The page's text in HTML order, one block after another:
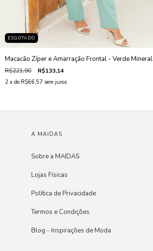
ESGOTADO
Macacão Zíper e Amarração Frontal - Verde Mineral
R$221,90 R$133,14
2 x de R$66,57 sem juros
A MAIDAS
Sobre a MAIDAS
Lojas Físicas
Política de Privacidade
Termos e Condições
Blog - Inspirações de Moda